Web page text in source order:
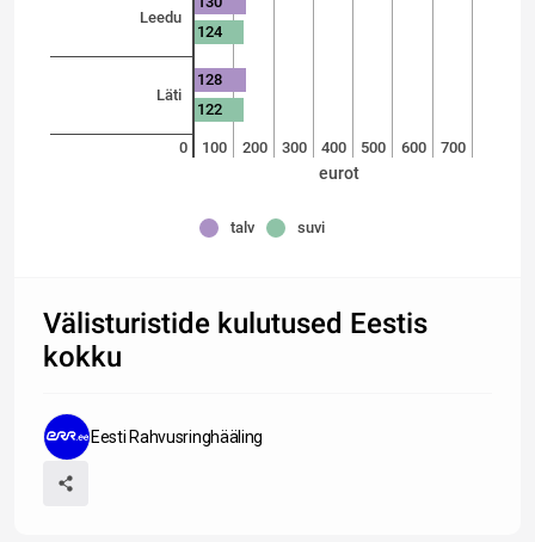
Leedu
Läti
0 100 200 300 400 500 600 700
124
128
122
eurot
talv suvi
Välisturistide kulutused Eestis
kokku
Eesti Rahvusringhääling